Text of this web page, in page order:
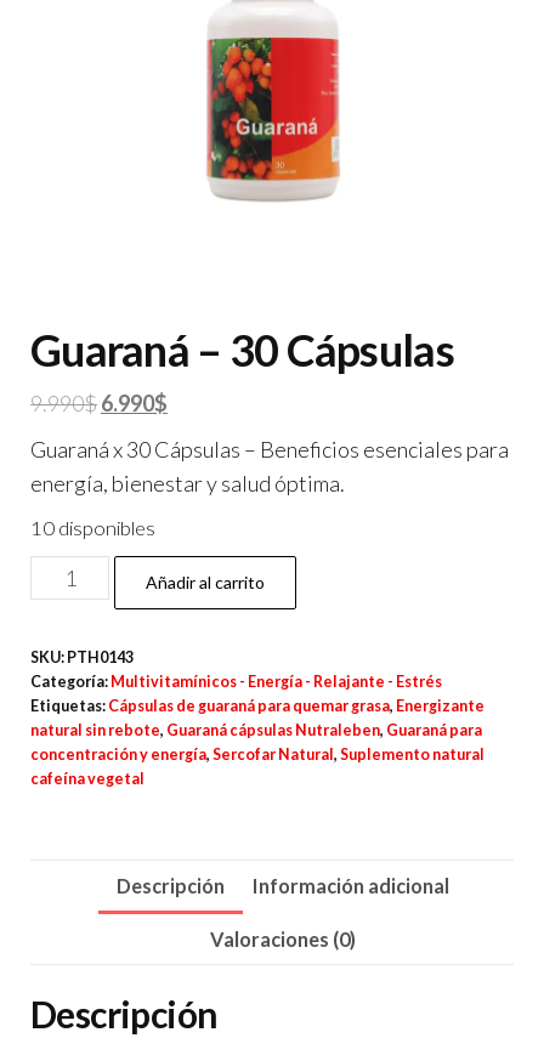
Guaraná – 30 Cápsulas
9.990$El
precio
original
9.990$.
6.990$
precio
actual
Guaraná x 30 Cápsulas – Beneficios esenciales para
energía, bienestar y salud óptima.
10 disponibles
Guaraná
–
Cápsulas
cantidad
Añadir al carrito
SKU: PTH0143
Categoría: Multivitamínicos - Energía - Relajante - Estrés
Etiquetas: Cápsulas de guaraná para quemar grasa, Energizante
natural sin rebote, Guaraná cápsulas Nutraleben, Guaraná para
concentración y energía, Sercofar Natural , Suplemento natural
cafeína vegetal
Descripción Información adicional
Valoraciones (0)
Descripción